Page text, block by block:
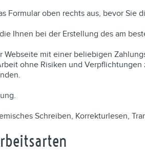
Formular oben rechts aus, bevor Sie
Ihnen bei der Erstellung des am
mit einer beliebigen
ohne Risiken und
Schreiben, Korrekturlesen,